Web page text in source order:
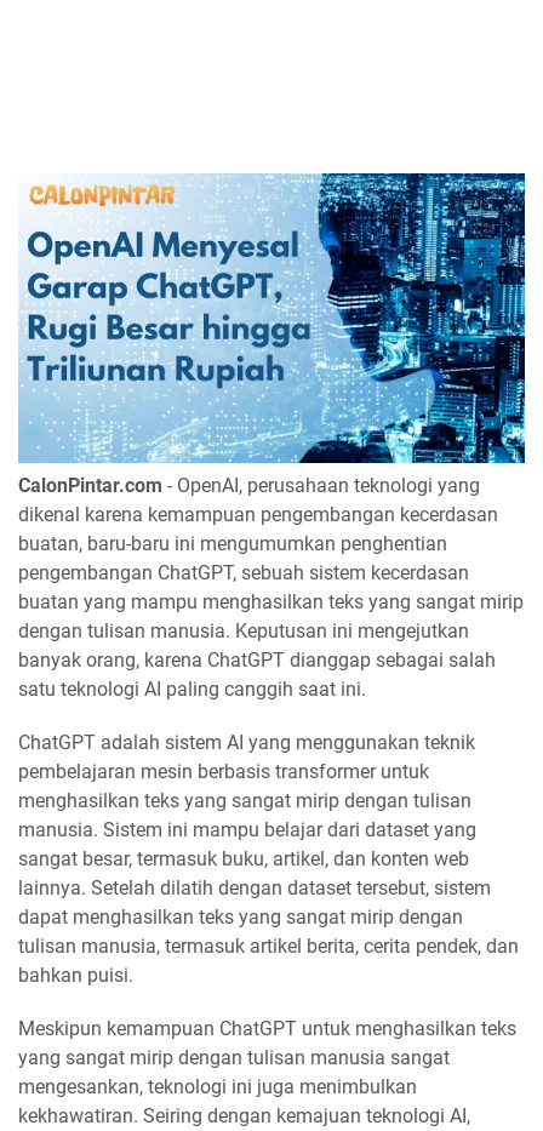
CalonPintar.com - OpenAI, perusahaan teknologi yang
dikenal karena kemampuan pengembangan kecerdasan
buatan, baru-baru ini mengumumkan penghentian
pengembangan ChatGPT, sebuah sistem kecerdasan
buatan yang mampu menghasilkan teks yang sangat mirip
dengan tulisan manusia. Keputusan ini mengejutkan
banyak orang, karena ChatGPT dianggap sebagai salah
satu teknologi AI paling canggih saat ini.
ChatGPT adalah sistem AI yang menggunakan teknik
pembelajaran mesin berbasis transformer untuk
menghasilkan teks yang sangat mirip dengan tulisan
manusia. Sistem ini mampu belajar dari dataset yang
sangat besar, termasuk buku, artikel, dan konten web
lainnya. Setelah dilatih dengan dataset tersebut, sistem
dapat menghasilkan teks yang sangat mirip dengan
tulisan manusia, termasuk artikel berita, cerita pendek, dan
bahkan puisi.
Meskipun kemampuan ChatGPT untuk menghasilkan teks
yang sangat mirip dengan tulisan manusia sangat
mengesankan, teknologi ini juga menimbulkan
kekhawatiran. Seiring dengan kemajuan teknologi AI,